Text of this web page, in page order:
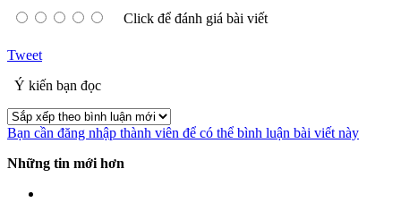
Click để đánh giá bài viết
Tweet
Ý kiến bạn đọc
Bạn cần đăng nhập thành viên để có thể bình luận bài viết này
Những tin mới hơn